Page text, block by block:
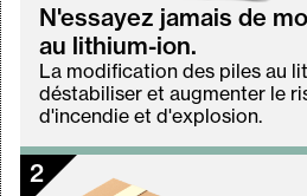
N'essayez jamais de
au lithium-ion.
La modification des piles au
déstabiliser et augmenter le
d'incendie et d'explosion.
2